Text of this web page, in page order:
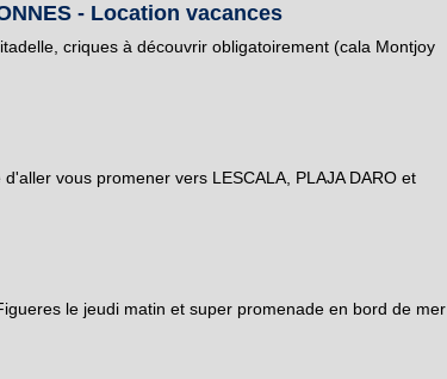
- Location vacances
criques à découvrir obligatoirement (cala Montjoy
vous promener vers LESCALA, PLAJA DARO et
le jeudi matin et super promenade en bord de mer